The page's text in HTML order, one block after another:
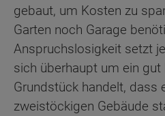
gebaut, um Kosten zu
Garten noch Garage
Anspruchslosigkeit setzt
sich überhaupt um ein gut
Grundstück handelt, dass
zweistöckigen Gebäude